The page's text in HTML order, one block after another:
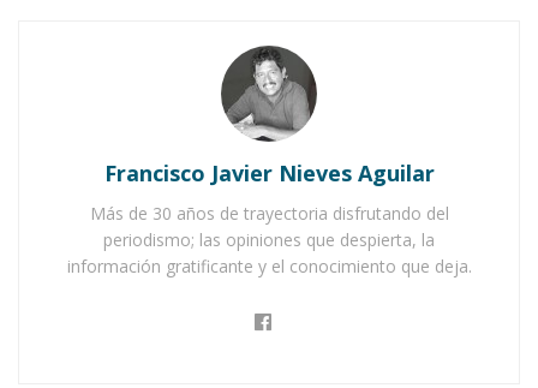
Cerca de una centena de jinetes de Ixtlán
se desplazaron hacia la cabecera municipal de
San Marcos – perteneciente al estado de Jalisco
cabalgata que año tras año se organiza en aquel
poblado Jalisciense; esto es en atención a la
invitación girada días antes por las autoridades
Francisco Javier Nieves Aguilar
Más de 30 años de trayectoria disfrutando del
periodismo; las opiniones que despierta, la
información gratificante y el conocimiento que deja.